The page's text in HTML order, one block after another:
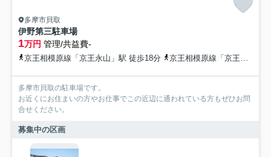
多摩市貝取
伊野第三駐車場
1万円 管理/共益費-
京王相模原線「京王永山」駅 徒歩18分 京王相模原線「京王多摩センター」駅 徒歩23分
多摩市貝取の駐車場です。
お近くにお住まいの方やお仕事でこの近辺に通われている方もぜひお問
合せください。
募集中の区画